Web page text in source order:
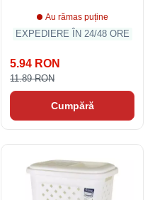
Au rămas puține
EXPEDIERE ÎN 24/48 ORE
5.94 RON
11.89 RON
Cumpără